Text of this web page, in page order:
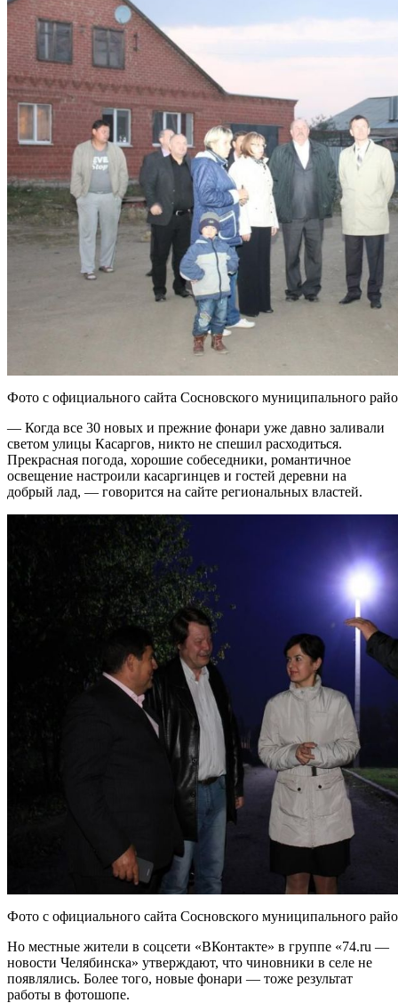
Фото с официального сайта Сосновского муниципального
— Когда все 30 новых и прежние фонари уже давно заливали
светом улицы Касаргов, никто не спешил расходиться.
Прекрасная погода, хорошие собеседники, романтичное
освещение настроили касаргинцев и гостей деревни на
добрый лад, — говорится на сайте региональных властей.
Фото с официального сайта Сосновского муниципального
Но местные жители в соцсети «ВКонтакте» в группе «74.ru —
новости Челябинска» утверждают, что чиновники в селе не
появлялись. Более того, новые фонари — тоже результат
работы в фотошопе.